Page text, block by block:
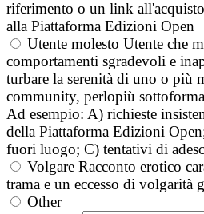
riferimento o un link
alla Piattaforma Edizioni Open
Utente molesto Utente che
comportamenti sgradevoli e
turbare la serenità di uno o più
community, perlopiù
Ad esempio: A) richieste
della Piattaforma Edizioni
fuori luogo; C) tentativi di
Volgare Racconto erotico
trama e un eccesso di volgarità
Other